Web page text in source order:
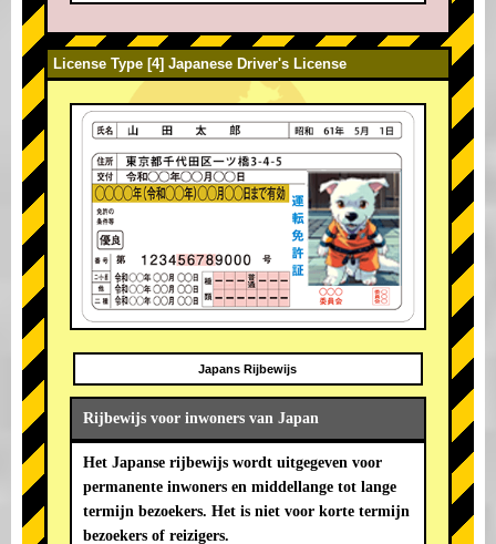
License Type [4] Japanese Driver's License
Japans Rijbewijs
Rijbewijs voor inwoners van Japan
Het Japanse rijbewijs wordt uitgegeven voor
permanente inwoners en middellange tot lange
termijn bezoekers. Het is niet voor korte termijn
bezoekers of reizigers.